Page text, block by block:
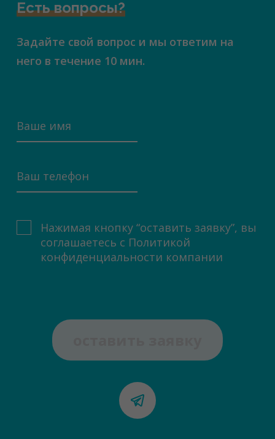
Есть вопросы?
Задайте свой вопрос и мы ответим на
него в течение 10 мин.
Нажимая кнопку “оставить заявку”, вы
соглашаетесь с Политикой
конфиденциальности компании